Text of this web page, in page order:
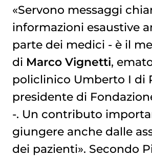
«Servono messaggi
informazioni esaustive
parte dei medici - è il
di Marco Vignetti,
policlinico Umberto I di
presidente di
-. Un contributo
giungere anche dalle
dei pazienti». Secondo